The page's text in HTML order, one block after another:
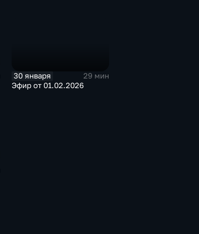
30 января
29 мин
Эфир от 01.02.2026